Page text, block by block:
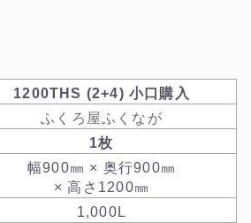
1200THS (2+4) 小口購入
ふくろ屋ふくなが
1枚
幅900㎜ × 奥行900㎜
× 高さ1200㎜
1,000L